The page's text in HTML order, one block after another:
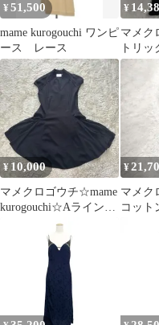
¥51,500
mame kurogouchi ワンピ
ース レース
¥
マメク
トリ
ンピー
¥ 10,000
マメクロゴウチ☆mame
kurogouchi☆Aラインワ
ンピース☆ブラック
¥
マメク
コット
レス